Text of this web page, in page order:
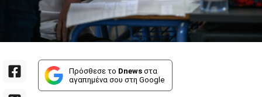
Πρόσθεσε το Dnews στα
αγαπημένα σου στη Google